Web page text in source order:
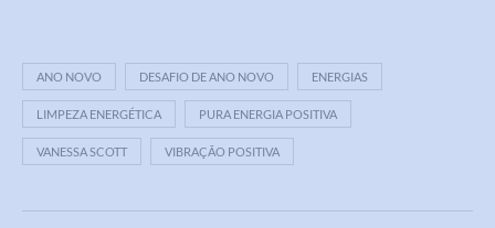
ANO NOVO DESAFIO DE ANO NOVO ENERGIAS
LIMPEZA ENERGÉTICA PURA ENERGIA POSITIVA
VANESSA SCOTT VIBRAÇÃO POSITIVA